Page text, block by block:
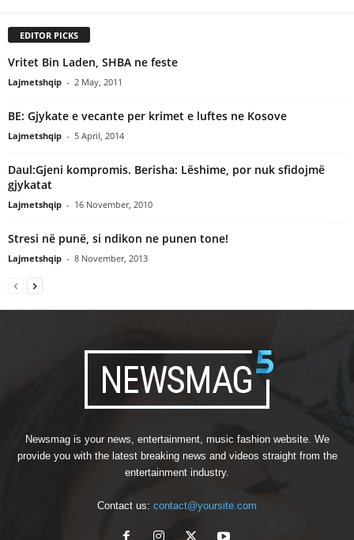
EDITOR PICKS
Vritet Bin Laden, SHBA ne feste
Lajmetshqip - 2 May, 2011
BE: Gjykate e vecante per krimet e luftes ne Kosove
Lajmetshqip - 5 April, 2014
Daul:Gjeni kompromis. Berisha: Lëshime, por nuk sfidojmë
gjykatat
Lajmetshqip - 16 November, 2010
Stresi në punë, si ndikon ne punen tone!
Lajmetshqip - 8 November, 2013
Newsmag is your news, entertainment, music fashion website. We
provide you with the latest breaking news and videos straight from the
entertainment industry.
Contact us: contact@yoursite.com